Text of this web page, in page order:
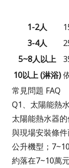
1-2人
3-4人
5~8人以上
10以上 (淋浴)
常見問題 FAQ
Q1、太陽能熱
太陽能熱水器
與現場安裝條
公升機型；
約落在7~10萬